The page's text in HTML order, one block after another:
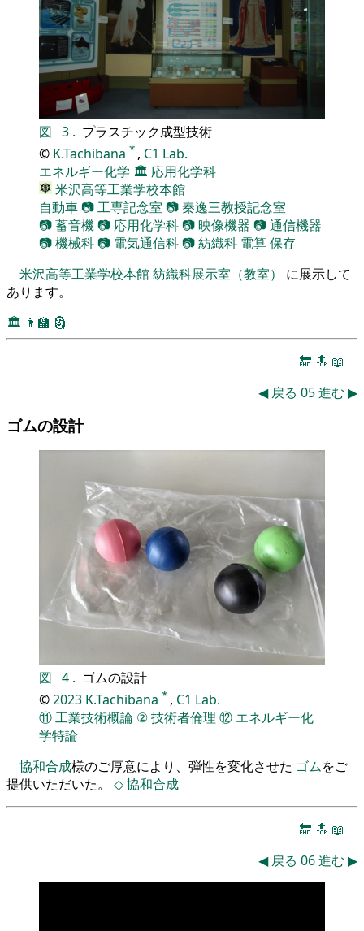
図 3 . プラスチック成型技術
© K.Tachibana * , C1 Lab.
エネルギー化学 🏛️ 応用化学科
米沢高等工業学校本館
自動車📷工専記念室 📷秦逸三教授記念室
📷蓄音機📷 応用化学科📷映像機器 📷通信機器
📷機械科📷 電気通信科📷紡織科 電算保存
米沢高等工業学校本館紡織科展示室（教室） に展示して
あります。
🏛️ 👨‍🏫 🗿
🔚 🔝 📖
◀ 戻る 05進む ▶
ゴムの設計
図 4 . ゴムの設計
©2023 K.Tachibana * , C1 Lab.
⑪工業技術概論 ②技術者倫理 ⑫ エネルギー化
学特論
協和合成様のご厚意により、弾性を変化させた ゴムをご
提供いただいた。 ◇協和合成
🔚 🔝 📖
◀ 戻る 06進む ▶